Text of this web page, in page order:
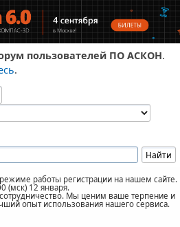
пользователей ПО АСКОН.
.
работы регистрации на нашем сайте.
(мск) 12 января.
Мы ценим ваше терпение и
опыт использования нашего сервиса.